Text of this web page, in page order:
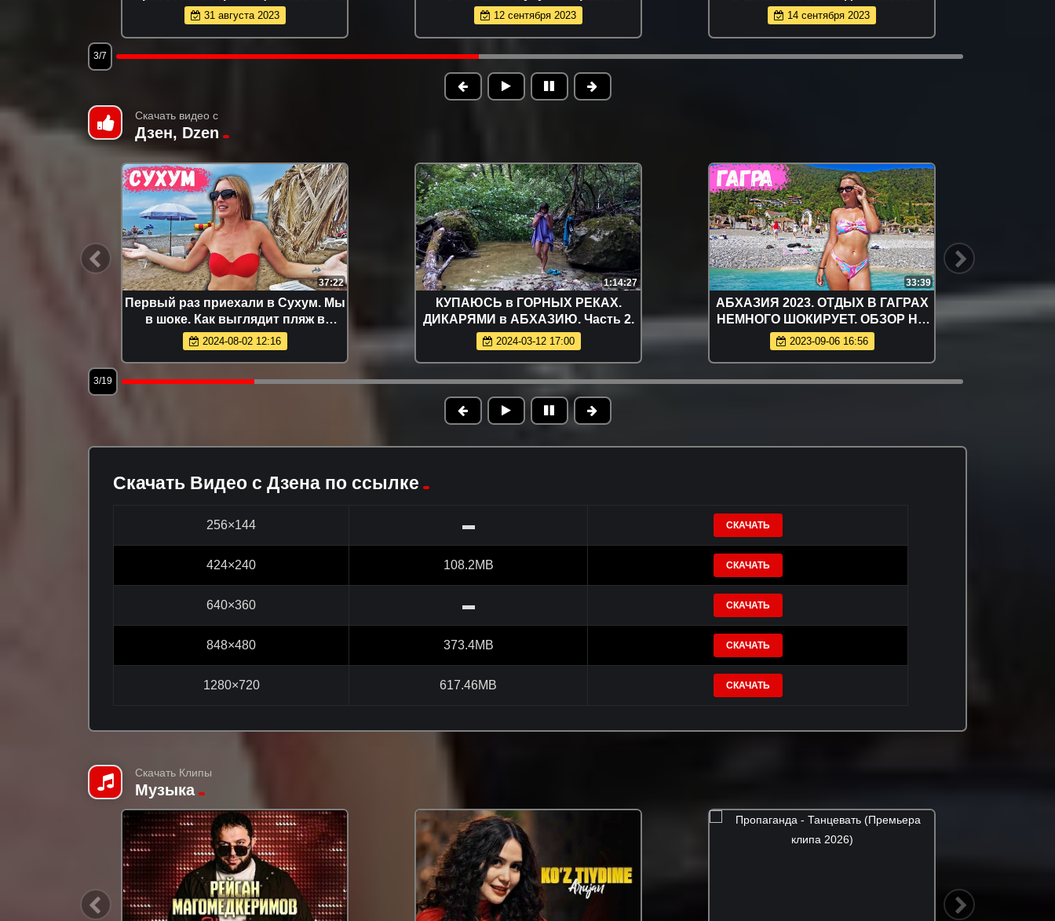
РИЦА.
31 августа 2023
впечатления
12 сентября 2023
Абхазии
14 сентября 2023
3/7
Скачать видео с
Дзен, Dzen
37:22
Первый раз приехали в Сухум. Мы
в шоке. Как выглядит пляж в
Абхазии
2024-08-02 12:16
1:14:27
КУПАЮСЬ в ГОРНЫХ РЕКАХ.
ДИКАРЯМИ в АБХАЗИЮ. Часть 2.
2024-03-12 17:00
33:39
АБХАЗИЯ 2023. ОТДЫХ В ГАГРАХ
НЕМНОГО ШОКИРУЕТ. ОБЗОР НА
ПЛЯЖИ, ЦЕНЫ
2023-09-06 16:56
шок.
3/19
Скачать Видео с Дзена по ссылке
256×144 ▬ СКАЧАТЬ
424×240 108.2MB СКАЧАТЬ
640×360 ▬ СКАЧАТЬ
848×480 373.4MB СКАЧАТЬ
1280×720 617.46MB СКАЧАТЬ
Скачать Клипы
Музыка